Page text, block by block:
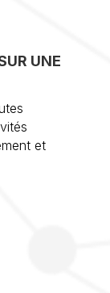
UNE
et